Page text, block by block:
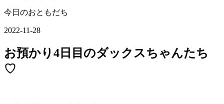
今日のおともだち
2022-11-28
お預かり4日目のダックスちゃんたち
♡